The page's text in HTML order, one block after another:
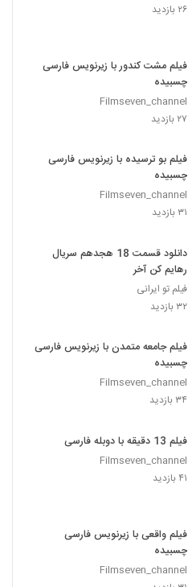
۲۶ بازدید
فیلم مشت کندور با زیرنویس فارسی
چسبیده
Filmseven_channel
۲۷ بازدید
فیلم بو ترسیده با زیرنویس فارسی
چسبیده
Filmseven_channel
۳۱ بازدید
دانلود قسمت 18 هجدهم سریال
رهایم کن آخر
فیلم تو ایرانی
۳۲ بازدید
فیلم جامعه متمدن با زیرنویس فارسی
چسبیده
Filmseven_channel
۳۴ بازدید
فیلم 13 دقیقه با دوبله فارسی
Filmseven_channel
۴۱ بازدید
فیلم واقعی با زیرنویس فارسی
چسبیده
Filmseven_channel